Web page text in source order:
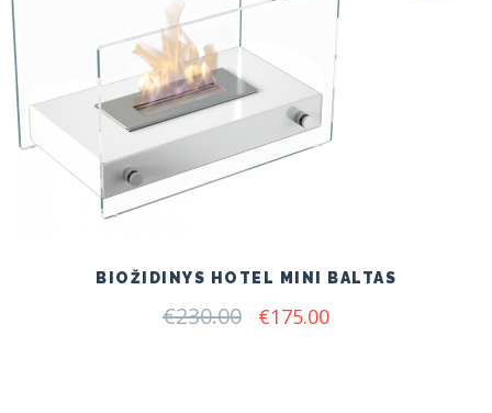
BIOŽIDINYS HOTEL MINI BALTAS
€230.00 Original
€175.00Current